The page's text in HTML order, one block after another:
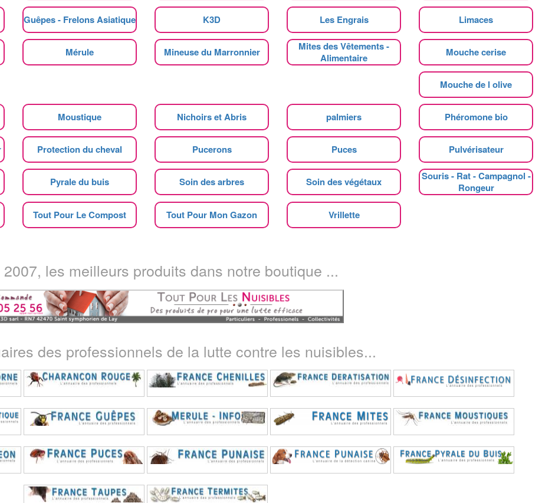
Guêpes - Frelons Asiatique K3D Les Engrais Limaces
Mérule Mineuse du Marronnier
Mites des Vêtements -
Alimentaire
Mouche cerise
Mouche de l olive
Moustique Nichoirs et Abris palmiers Phéromone bio
Protection du cheval Pucerons Puces Pulvérisateur
Pyrale du buis Soin des arbres Soin des végétaux
Souris - Rat - Campagnol -
Rongeur
Tout Pour Le Compost Tout Pour Mon Gazon Vrillette
les meilleurs produits dans notre boutique ...
des professionnels de la lutte contre les nuisibles...